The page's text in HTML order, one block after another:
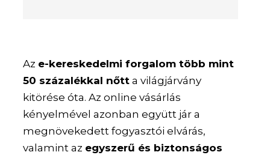
Az e-kereskedelmi forgalom több mint
50 százalékkal nőtt a világjárvány
kitörése óta. Az online vásárlás
kényelmével azonban együtt jár a
megnövekedett fogyasztói elvárás,
valamint az egyszerű és biztonságos